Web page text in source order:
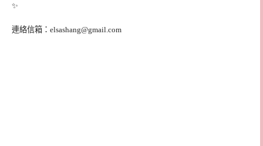
✨
連絡信箱： elsashang@gmail.com